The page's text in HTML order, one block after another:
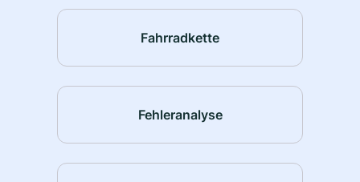
Fahrradkette
Fehleranalyse